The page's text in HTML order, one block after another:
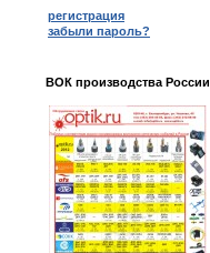
регистрация
забыли пароль?
ВОК производства России